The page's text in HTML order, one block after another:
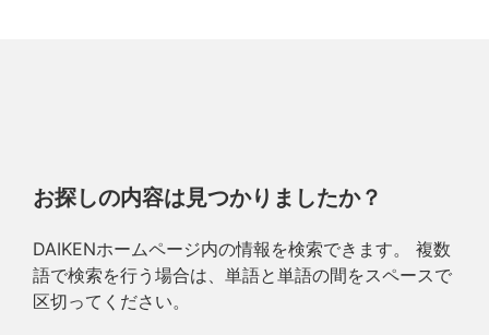
お探しの内容は見つかりましたか？
DAIKENホームページ内の情報を検索できます。 複数
語で検索を行う場合は、単語と単語の間をスペースで
区切ってください。